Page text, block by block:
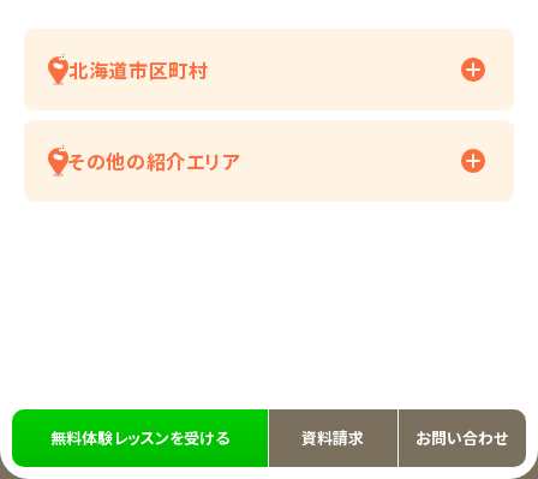
北海道市区町村
その他の紹介エリア
無料体験レッスンを受ける 資料請求 お問い合わせ